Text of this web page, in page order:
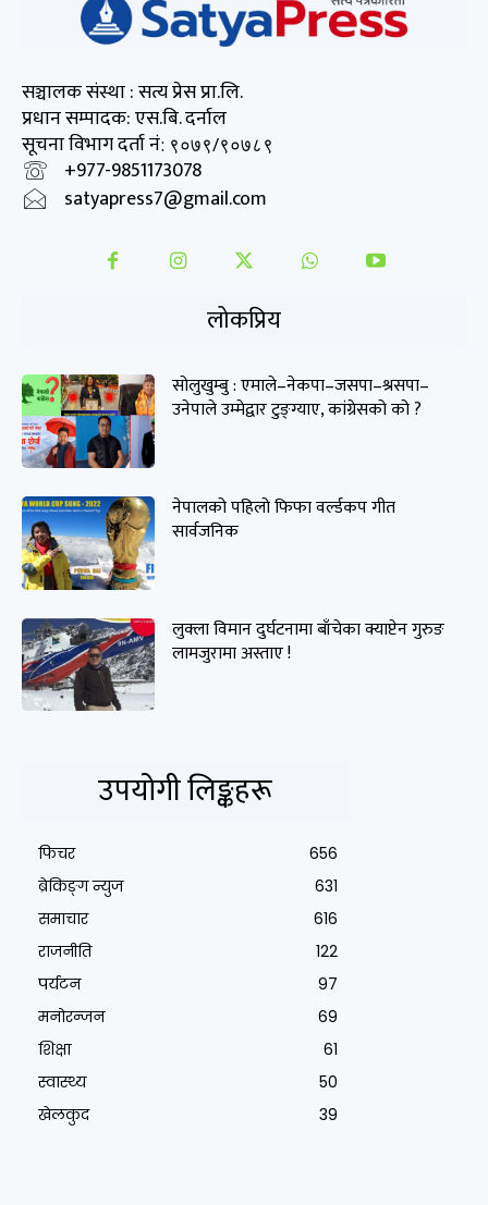
सञ्चालक संस्था : सत्य प्रेस प्रा.लि.
प्रधान सम्पादक: एस.बि. दर्नाल
सूचना विभाग दर्ता नं: ९०७९/९०७८९
+977-9851173078
satyapress7@gmail.com
लोकप्रिय
सोलुखुम्बु : एमाले–नेकपा–जसपा–श्रसपा–
उनेपाले उम्मेद्वार टुङ्ग्याए, कांग्रेसको को ?
नेपालको पहिलो फिफा वर्ल्डकप गीत
सार्वजनिक
लुक्ला विमान दुर्घटनामा बाँचेका क्याप्टेन गुरुङ
लामजुरामा अस्ताए !
उपयोगी लिङ्कहरू
फिचर
656
ब्रेकिङ्ग न्युज
631
समाचार
616
राजनीति
122
पर्यटन
97
मनोरन्जन
69
शिक्षा
61
स्वास्थ्य
50
खेलकुद
39